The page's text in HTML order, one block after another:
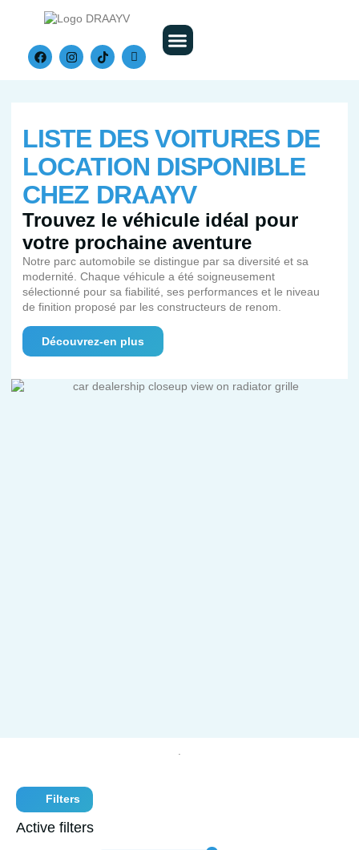
LISTE DES VOITURES DE
LOCATION DISPONIBLE
CHEZ DRAAYV
Trouvez le véhicule idéal pour
votre prochaine aventure
Notre parc automobile se distingue par sa diversité et sa
modernité. Chaque véhicule a été soigneusement
sélectionné pour sa fiabilité, ses performances et le niveau
de finition proposé par les constructeurs de renom.
Découvrez-en plus
Filters
Active filters